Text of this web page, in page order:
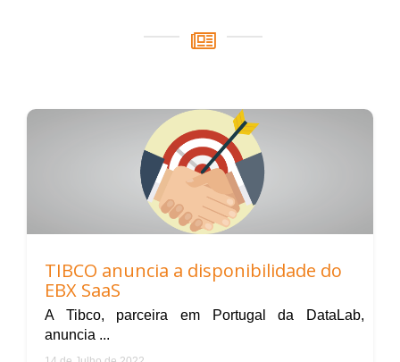
TIBCO anuncia a disponibilidade do
EBX SaaS
A Tibco, parceira em Portugal da DataLab,
anuncia ...